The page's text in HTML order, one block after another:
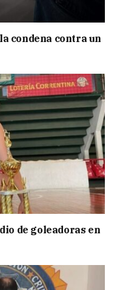
condena contra un
de goleadoras en